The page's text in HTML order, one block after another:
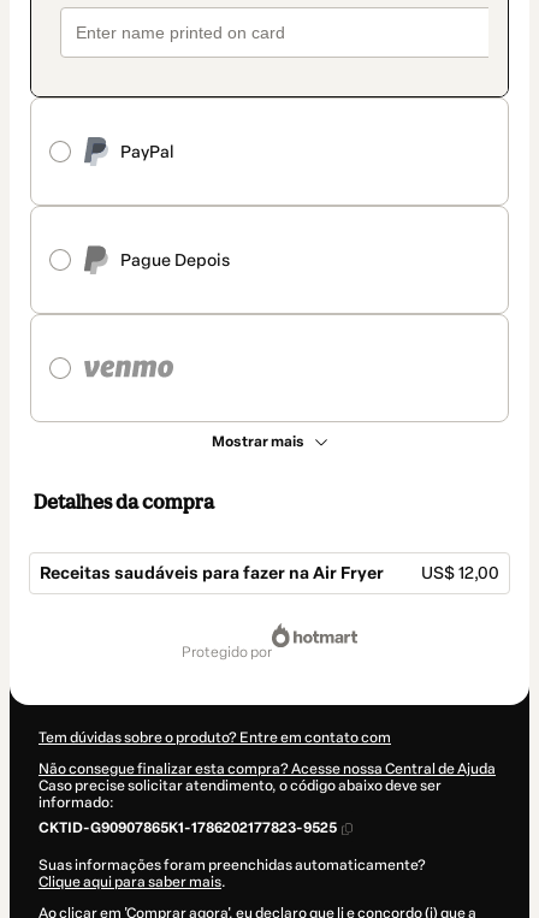
PayPal
Pague Depois
Mostrar mais
Detalhes da compra
Receitas saudáveis para fazer na Air Fryer US$ 12,00
protegido por
Tem dúvidas sobre o produto? Entre em contato com
Não consegue finalizar esta compra? Acesse nossa Central de Ajuda
Caso precise solicitar atendimento, o código abaixo deve ser
informado:
CKTID-G90907865K1-1786202177823-9525
Suas informações foram preenchidas automaticamente?
Clique aqui para saber mais.
Ao clicar em 'Comprar agora', eu declaro que li e concordo (i) que a